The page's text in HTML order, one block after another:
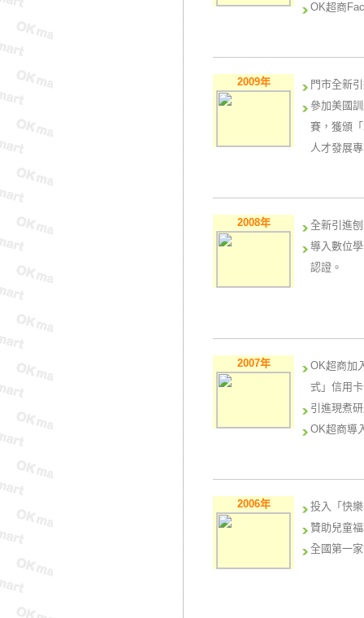
球！
榮登中華
參與內政
與伊甸基
OK超商
社會溫暖
與伊甸基
2009年
門市全新
參加美國
賽，獲頒
人才發展
2008年
全新引進
導入數位
認證。
2007年
OK超商加
式」信用
引進現煮
OK超商導
2006年
投入「快
贊助兒童
全國第一